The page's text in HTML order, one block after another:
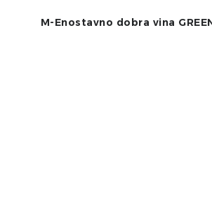
M-Enostavno dobra vina